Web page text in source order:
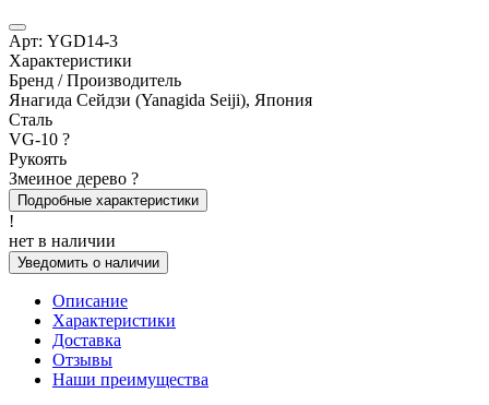
Арт: YGD14-3
Характеристики
Бренд / Производитель
Янагида Сейдзи (Yanagida Seiji), Япония
Сталь
VG-10 ?
Рукоять
Змеиное дерево ?
Подробные характеристики
!
нет в наличии
Уведомить о наличии
Описание
Характеристики
Доставка
Отзывы
Наши преимущества